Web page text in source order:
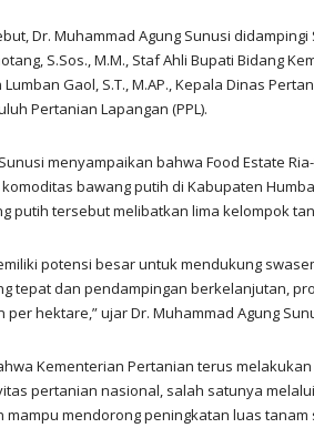
Dr. Muhammad Agung Sunusi
S.Sos., M.M., Staf Ahli Bupati Bidang
Gaol, S.T., M.AP., Kepala Dinas
Pertanian Lapangan (PPL).
menyampaikan bahwa Food Estate
bawang putih di Kabupaten
putih tersebut melibatkan lima kelompok
potensi besar untuk mendukung
tepat dan pendampingan berkelanjutan,
per hektare,” ujar Dr. Muhammad Agung
Kementerian Pertanian terus
pertanian nasional, salah satunya melalui
mampu mendorong peningkatan luas